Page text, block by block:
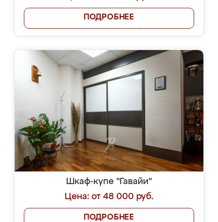
ПОДРОБНЕЕ
Шкаф-купе "Гавайи"
Цена: от 48 000 руб.
ПОДРОБНЕЕ